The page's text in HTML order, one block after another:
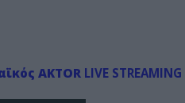
AKTORLIVE STREAMING